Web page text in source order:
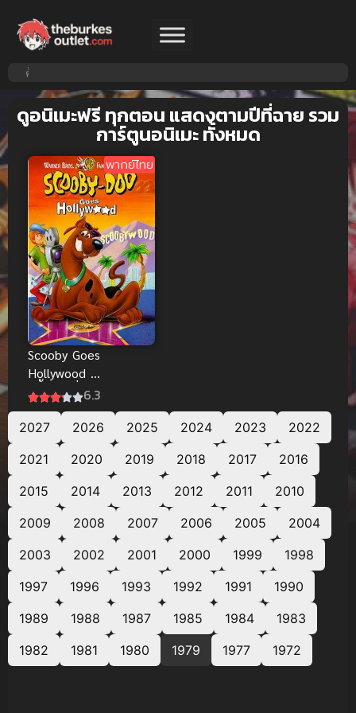
ดูอนิเมะฟรี ทุกตอน แสดงตามปีที่ฉาย รวม
การ์ตูนอนิเมะ ทั้งหมด
2027 2026 2025 2024 2023
2022
2021
2020 2019 2018 2017
2016
2015
2014 2013 2012 2011
2010
2009
2008 2007 2006 2005
2004
2003
2002 2001 2000 1999
1998
1997
1996 1993 1992 1991
1990
1989
1988 1987 1985 1984
1983
1982
1981 1980 1979 1977 1972
พากย์ไทย
Scooby Goes
Hollywood ส
คูบี้ หนีเพื่อน
ไปเป็นดารา
พากย์ไทย ดู
ออนไลน์
6.3